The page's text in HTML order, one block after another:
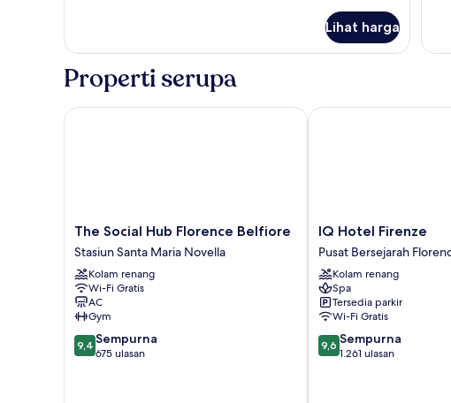
Lihat harga
Kamar
Properti serupa
The
Social
Hub
Florence
Belfiore
Stasiun
Santa
Maria
Novella
The Social Hub Florence Belfiore
Stasiun Santa Maria Novella
Kolam renang
Wi-Fi Gratis
AC
Gym
9.4
dari
9,4 Sempurna
675 ulasan
The Social Hub Florence Belfiore
IQ
Hotel
Firenze
Pusat
Bersejarah
Florence
IQ Hotel Firenze
Pusat Bersejarah
Kolam renang
Spa
Tersedia parkir
Wi-Fi Gratis
9.6
dari
9,6 Sempurna
1.261 ulasan
IQ Hotel Firenze